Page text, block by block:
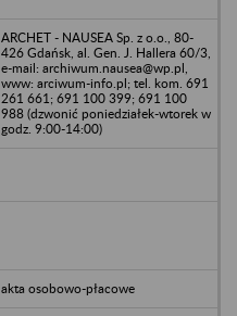
ARCHET - NAUSEA Sp. z o.o., 80-
426 Gdańsk, al. Gen. J. Hallera 60/3,
e-mail: archiwum.nausea@wp.pl,
www: arciwum-info.pl; tel. kom. 691
261 661; 691 100 399; 691 100
988 (dzwonić poniedziałek-wtorek w
godz. 9:00-14:00)
akta osobowo-płacowe